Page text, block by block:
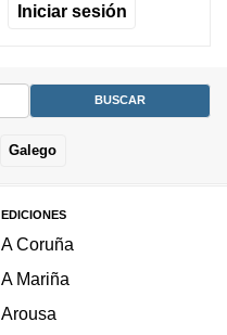
Iniciar sesión
Galego
EDICIONES
A Coruña
A Mariña
Arousa